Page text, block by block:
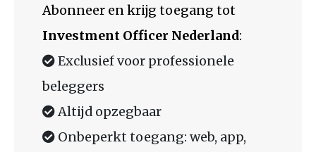
Abonneer en krijg toegang tot
Investment Officer Nederland:
Exclusief voor professionele
beleggers
Altijd opzegbaar
Onbeperkt toegang: web, app,